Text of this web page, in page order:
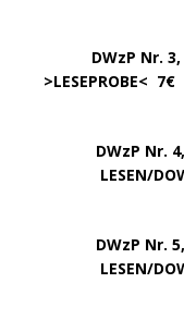
DWzP Nr.
>LESEPROBE< 7€
DWzP Nr. 4,
LESEN/
DWzP Nr. 5,
LESEN/